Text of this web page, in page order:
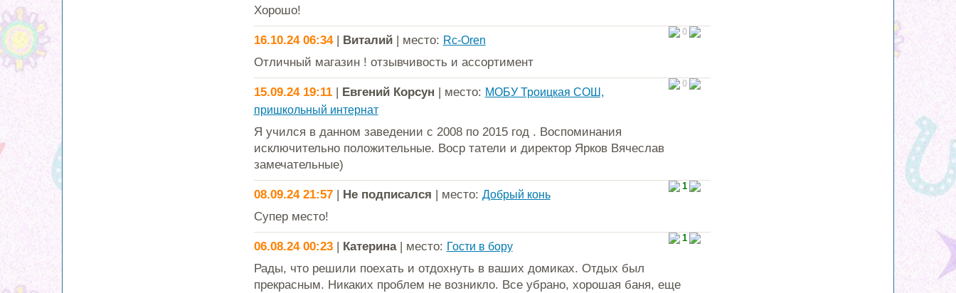
Хорошо!
0
16.10.24 06:34| Виталий | место: Rc-Oren
Отличный магазин ! отзывчивость и ассортимент
0
15.09.24 19:11| Евгений Корсун | место: МОБУ Троицкая СОШ,
пришкольный интернат
Я учился в данном заведении с 2008 по 2015 год . Воспоминания
исключительно положительные. Воср татели и директор Ярков Вячеслав
замечательные)
1
08.09.24 21:57| Не подписался | место: Добрый конь
Супер место!
1
06.08.24 00:23| Катерина| место: Гости в бору
Рады, что решили поехать и отдохнуть в ваших домиках. Отдых был
прекрасным. Никаких проблем не возникло. Все убрано, хорошая баня, еще